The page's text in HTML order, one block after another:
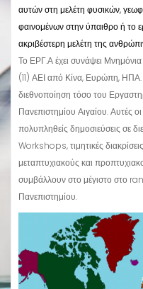
αυτών στη μελέτη φυσικών,
φαινομένων στην ύπαιθρο ή το
ακριβέστερη μελέτη της
Το ΕΡΓ.Α έχει συνάψει
(11) ΑΕΙ από Κίνα, Ευρώπη, ΗΠΑ.
διεθνοποίηση τόσο του
Πανεπιστημίου Αιγαίου. Αυτές οι
πολυπληθείς δημοσιεύσεις σε
Workshops, τιμητικές
μεταπτυχιακούς και
συμβάλλουν στο μέγιστο στο
Πανεπιστημίου.